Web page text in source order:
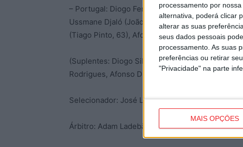
processamento por
alternativa, poderá clicar
alterar as suas
seus dados pessoais
processamento. As suas
preferências ou retirar
"Privacidade" na parte
MAIS OPÇÕES
– Portugal: Diogo Fernandes, João Conceição,
Ussmane Djaló (João Veloso, 63), Rafael Luís,
(Tiago Pinto, 63), Afonso Moreira (Rodrigo
(Suplentes: Diogo Silva, Luís Gomes, Gustavo
Rodrigues, Afonso Duarte, Tiago Pinto e Martim
Selecionador: José Lima.
Árbitro: Adam Ladebäck (Suécia).